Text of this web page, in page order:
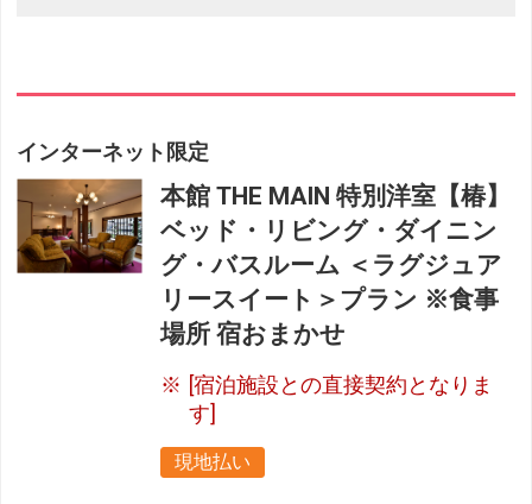
インターネット限定
本館 THE MAIN 特別洋室【椿】
ベッド・リビング・ダイニン
グ・バスルーム ＜ラグジュア
リースイート＞プラン ※食事
場所 宿おまかせ
[宿泊施設との直接契約となりま
す]
現地払い